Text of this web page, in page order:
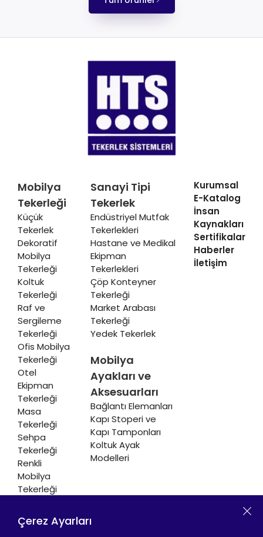
Mobilya
Tekerleği
Küçük
Tekerlek
Dekoratif
Mobilya
Tekerleği
Koltuk
Tekerleği
Raf ve
Sergileme
Tekerleği
Ofis Mobilya
Tekerleği
Otel
Ekipman
Tekerleği
Masa
Tekerleği
Sehpa
Tekerleği
Renkli
Mobilya
Tekerleği
Isıtıcı
Tekerleği
Sanayi Tipi
Tekerlek
Endüstriyel Mutfak
Tekerlekleri
Hastane ve Medikal
Ekipman
Tekerlekleri
Çöp Konteyner
Tekerleği
Market Arabası
Tekerleği
Yedek Tekerlek
Mobilya
Ayakları ve
Aksesuarları
Bağlantı Elemanları
Kapı Stoperi ve
Kapı Tamponları
Koltuk Ayak
Modelleri
Kurumsal
E-Katalog
İnsan
Kaynakları
Sertifikalar
Haberler
İletişim
Çerez Ayarları